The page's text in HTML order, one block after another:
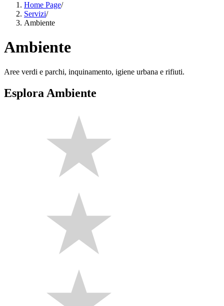
Home Page/
Servizi/
Ambiente
Ambiente
Aree verdi e parchi, inquinamento, igiene urbana e rifiuti.
Esplora Ambiente